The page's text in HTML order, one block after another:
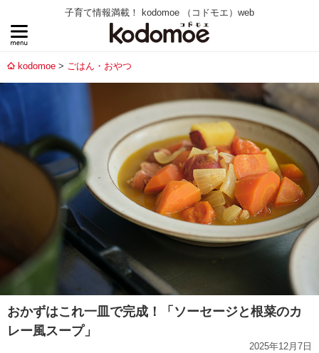
子育て情報満載！ kodomoe （コドモエ）web
kodomoe ごはん・おやつ
おかずはこれ一皿で完成！「ソーセージと根菜のカ
レー風スープ」
2025年12月7日